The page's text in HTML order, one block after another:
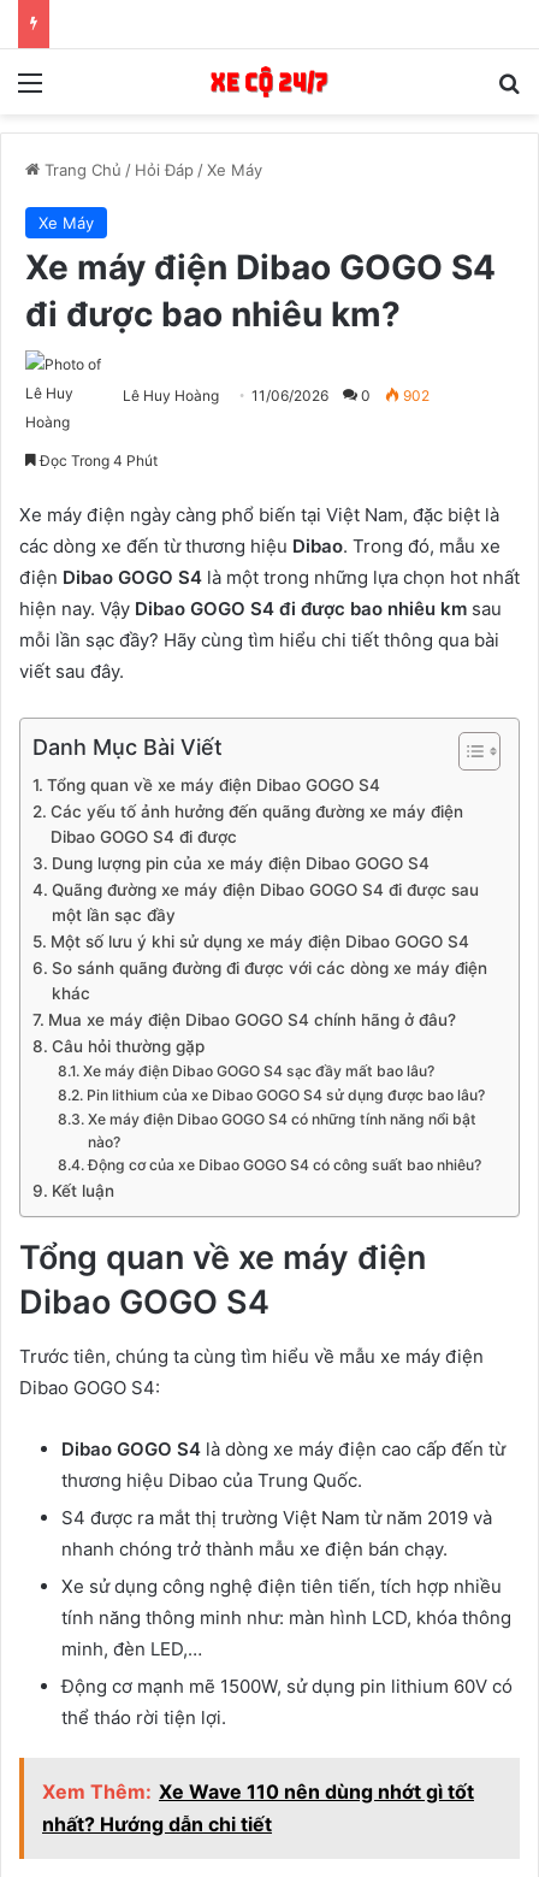
Menu
Trang Chủ / Hỏi Đáp /Xe Máy
Xe Máy
Xe máy điện Dibao GOGO S4
đi được bao nhiêu km?
Lê Huy Hoàng 11/06/2026 0 902
Đọc Trong 4 Phút
Xe máy điện ngày càng phổ biến tại Việt Nam, đặc biệt là
các dòng xe đến từ thương hiệu Dibao. Trong đó, mẫu xe
điện Dibao GOGO S4 là một trong những lựa chọn hot nhất
hiện nay. Vậy Dibao GOGO S4 đi được bao nhiêu km sau
mỗi lần sạc đầy? Hãy cùng tìm hiểu chi tiết thông qua bài
viết sau đây.
Danh Mục Bài Viết
Tổng quan về xe máy điện Dibao GOGO S4
Các yếu tố ảnh hưởng đến quãng đường xe máy điện
Dibao GOGO S4 đi được
Dung lượng pin của xe máy điện Dibao GOGO S4
Quãng đường xe máy điện Dibao GOGO S4 đi được sau
một lần sạc đầy
Một số lưu ý khi sử dụng xe máy điện Dibao GOGO S4
So sánh quãng đường đi được với các dòng xe máy điện
khác
Mua xe máy điện Dibao GOGO S4 chính hãng ở đâu?
Câu hỏi thường gặp
Xe máy điện Dibao GOGO S4 sạc đầy mất bao lâu?
Pin lithium của xe Dibao GOGO S4 sử dụng được bao lâu?
Xe máy điện Dibao GOGO S4 có những tính năng nổi bật
nào?
Động cơ của xe Dibao GOGO S4 có công suất bao nhiêu?
Kết luận
Tổng quan về xe máy điện
Dibao GOGO S4
Trước tiên, chúng ta cùng tìm hiểu về mẫu xe máy điện
Dibao GOGO S4:
Dibao GOGO S4 là dòng xe máy điện cao cấp đến từ
thương hiệu Dibao của Trung Quốc.
S4 được ra mắt thị trường Việt Nam từ năm 2019 và
nhanh chóng trở thành mẫu xe điện bán chạy.
Xe sử dụng công nghệ điện tiên tiến, tích hợp nhiều
tính năng thông minh như: màn hình LCD, khóa thông
minh, đèn LED,…
Động cơ mạnh mẽ 1500W, sử dụng pin lithium 60V có
thể tháo rời tiện lợi.
Xem Thêm: Xe Wave 110 nên dùng nhớt gì tốt
nhất? Hướng dẫn chi tiết